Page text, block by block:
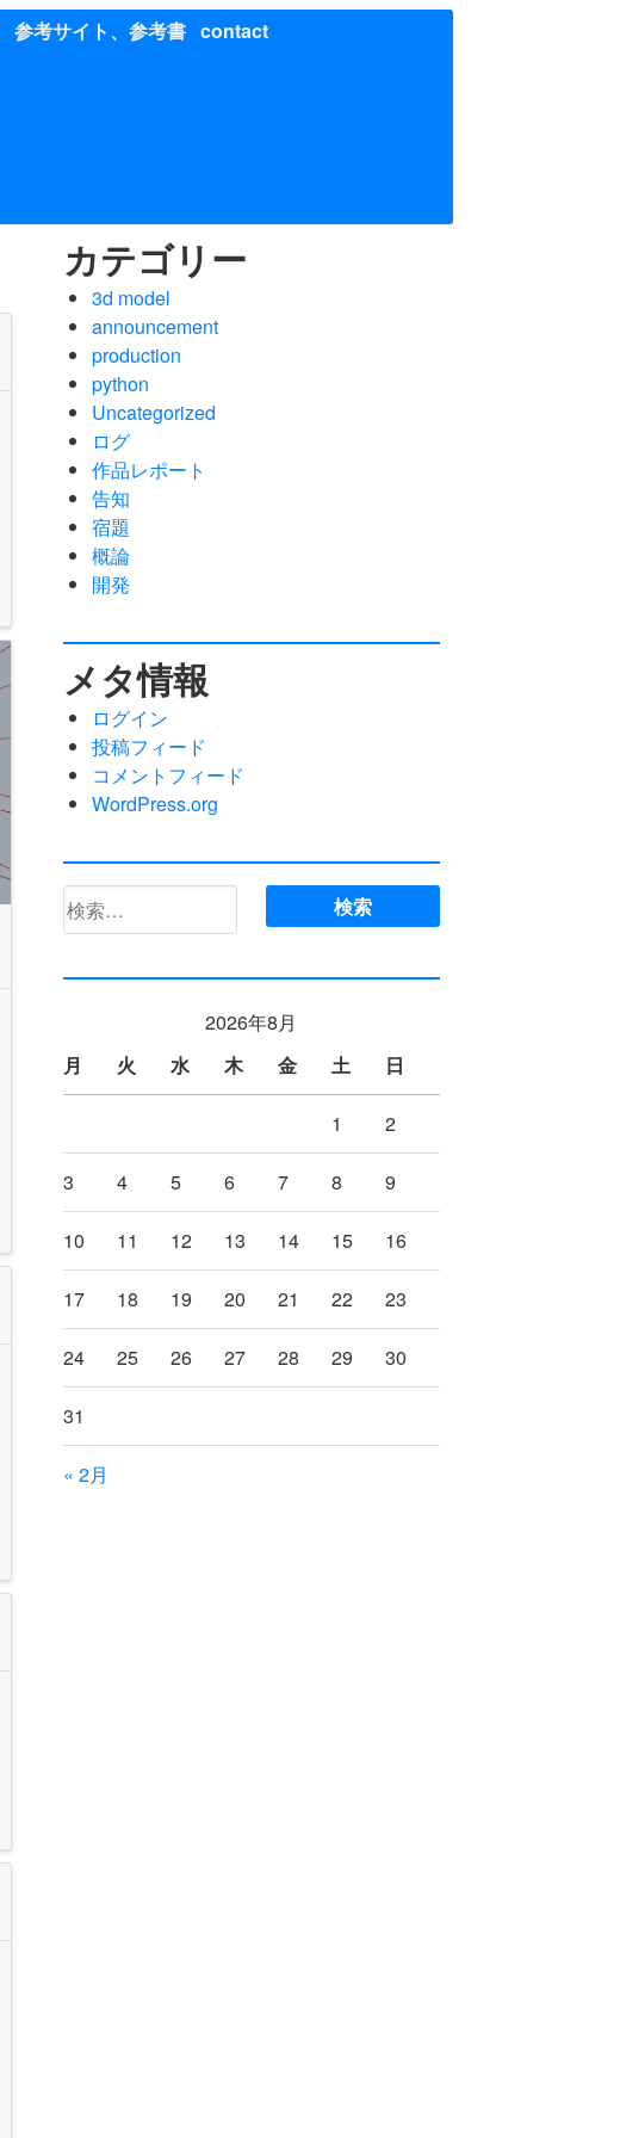
参考サイト、参考書 contact
カテゴリー
3d model
announcement
production
python
Uncategorized
ログ
作品レポート
告知
宿題
概論
開発
メタ情報
ログイン
投稿フィード
コメントフィード
WordPress.org
検
索:
2026年8月
月
火 水 木 金 土 日
1 2
3 4 5 6 7 8 9
10 11 12 13 14 15 16
17 18 19 20 21 22 23
24 25 26 27 28 29 30
31
« 2月